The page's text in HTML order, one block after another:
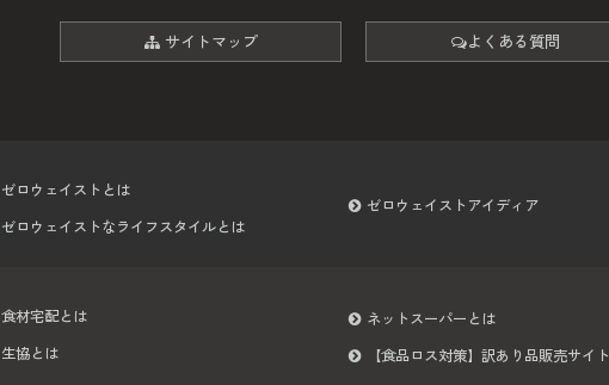
サイトマップ よくある質問
ゼロウェイストとは
ゼロウェイストなライフスタイルとは
ゼロウェイストアイディア
食材宅配とは
生協とは
ネットスーパーとは
【食品ロス対策】訳あり品販売サイト